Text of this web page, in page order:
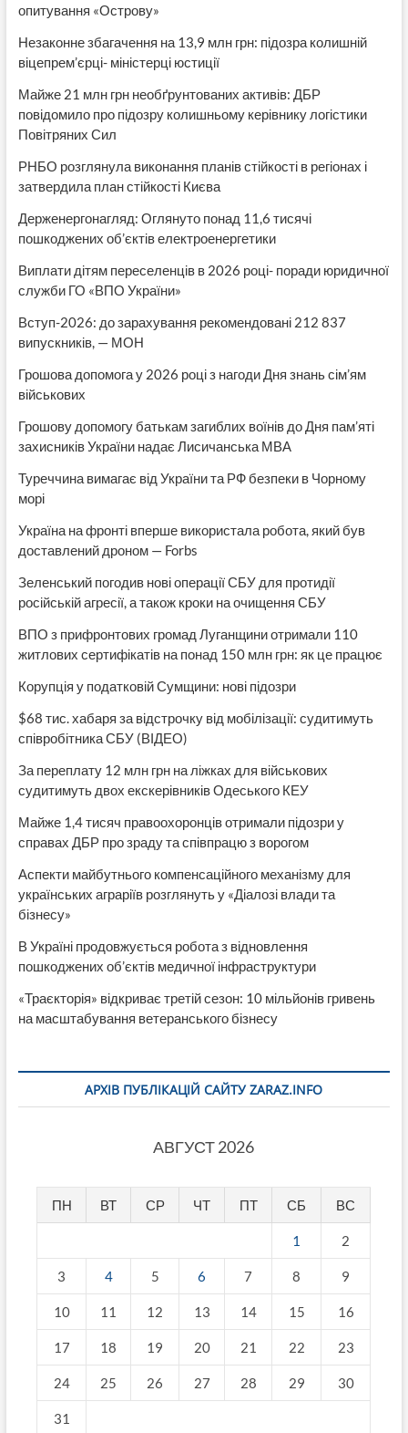
опитування «Острову»
Незаконне збагачення на 13,9 млн грн: підозра колишній
віцепрем’єрці- міністерці юстиції
Майже 21 млн грн необґрунтованих активів: ДБР
повідомило про підозру колишньому керівнику логістики
Повітряних Сил
РНБО розглянула виконання планів стійкості в регіонах і
затвердила план стійкості Києва
Держенергонагляд: Оглянуто понад 11,6 тисячі
пошкоджених об’єктів електроенергетики
Виплати дітям переселенців в 2026 році- поради юридичної
служби ГО «ВПО України»
Вступ-2026: до зарахування рекомендовані 212 837
випускників, — МОН
Грошова допомога у 2026 році з нагоди Дня знань сім’ям
військових
Грошову допомогу батькам загиблих воїнів до Дня пам’яті
захисників України надає Лисичанська МВА
Туреччина вимагає від України та РФ безпеки в Чорному
морі
Україна на фронті вперше використала робота, який був
доставлений дроном — Forbs
Зеленський погодив нові операції СБУ для протидії
російській агресії, а також кроки на очищення СБУ
ВПО з прифронтових громад Луганщини отримали 110
житлових сертифікатів на понад 150 млн грн: як це працює
Корупція у податковій Сумщини: нові підозри
$68 тис. хабаря за відстрочку від мобілізації: судитимуть
співробітника СБУ (ВІДЕО)
За переплату 12 млн грн на ліжках для військових
судитимуть двох екскерівників Одеського КЕУ
Майже 1,4 тисяч правоохоронців отримали підозри у
справах ДБР про зраду та співпрацю з ворогом
Аспекти майбутнього компенсаційного механізму для
українських аграріїв розглянуть у «Діалозі влади та
бізнесу»
В Україні продовжується робота з відновлення
пошкоджених об’єктів медичної інфраструктури
«Траєкторія» відкриває третій сезон: 10 мільйонів гривень
на масштабування ветеранського бізнесу
АРХІВ ПУБЛІКАЦІЙ САЙТУ ZARAZ.INFO
АВГУСТ 2026
ПН ВТ СР ЧТ ПТ СБ ВС
1 2
3 4 5 6 7 8 9
10 11 12 13 14 15 16
17 18 19 20 21 22 23
24 25 26 27 28 29 30
31